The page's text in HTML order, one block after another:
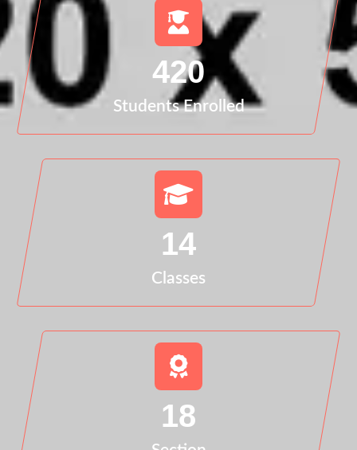
420
Students Enrolled
14
Classes
18